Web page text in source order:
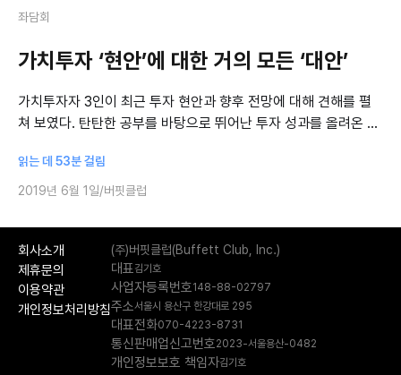
좌담회
가치투자 ‘현안’에 대한 거의 모든 ‘대안’
가치투자자 3인이 최근 투자 현안과 향후 전망에 대해 견해를 펼
쳐 보였다. 탄탄한 공부를 바탕으로 뛰어난 투자 성과를 올려온 고
산주부터 바이오주 같은 섹
읽는 데 53분 걸림
2019년 6월 1일 버핏클럽
회사소개
제휴문의
이용약관
개인정보처리방침
(주)버핏클럽(Buffett Club, Inc.)
대표김기호
사업자등록번호148-88-02797
주소서울시 용산구 한강대로 295
대표전화070-4223-8731
통신판매업신고번호2023-서울용산-0482
개인정보보호 책임자김기호